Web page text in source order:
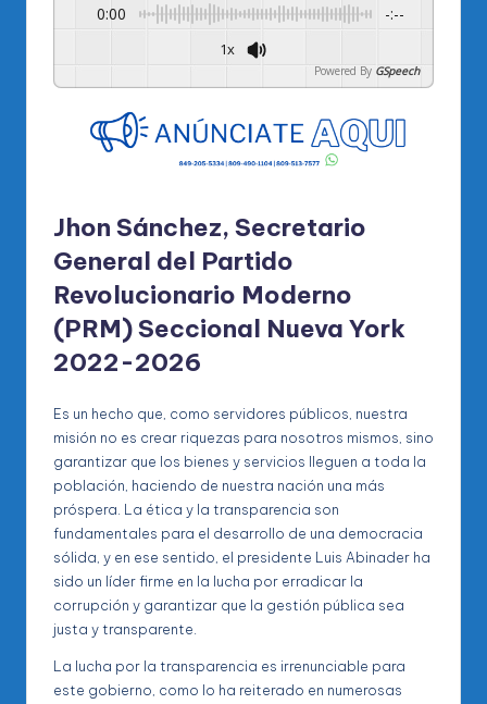
0:00 -:--
1x
Powered By GSpeech
Jhon Sánchez, Secretario
General del Partido
Revolucionario Moderno
(PRM) Seccional Nueva York
2022-2026
Es un hecho que, como servidores públicos, nuestra
misión no es crear riquezas para nosotros mismos, sino
garantizar que los bienes y servicios lleguen a toda la
población, haciendo de nuestra nación una más
próspera. La ética y la transparencia son
fundamentales para el desarrollo de una democracia
sólida, y en ese sentido, el presidente Luis Abinader ha
sido un líder firme en la lucha por erradicar la
corrupción y garantizar que la gestión pública sea
justa y transparente.
La lucha por la transparencia es irrenunciable para
este gobierno, como lo ha reiterado en numerosas